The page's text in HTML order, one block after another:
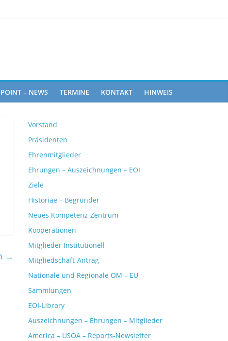
HINWEIS
KONTAKT
TERMINE
– NEWS
→
Vorstand
Präsidenten
Ehrenmitglieder
Ehrungen – Auszeichnungen – EOI
Ziele
Historiae – Begründer
Neues Kompetenz-Zentrum
Kooperationen
Mitglieder Institutionell
Mitgliedschaft-Antrag
Nationale und Regionale OM – EU
Sammlungen
EOI-Library
Auszeichnungen – Ehrungen – Mitglieder
America – USOA – Reports-Newsletter